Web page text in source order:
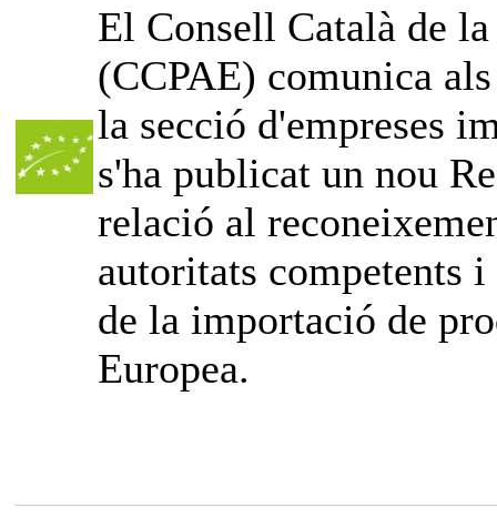
El Consell Català de
(CCPAE) comunica
la secció d'empreses
s'ha publicat un nou
relació al
autoritats competents
de la importació de
Europea.